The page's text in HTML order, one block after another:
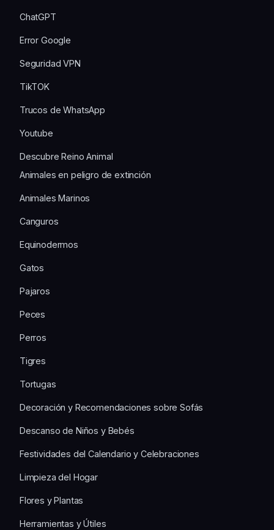
ChatGPT
Error Google
Seguridad VPN
TikTOK
Trucos de WhatsApp
Youtube
Descubre Reino Animal
Animales en peligro de extinción
Animales Marinos
Canguros
Equinodermos
Gatos
Pajaros
Peces
Perros
Tigres
Tortugas
Decoración y Recomendaciones sobre Sofás
Descanso de Niños y Bebés
Festividades del Calendario y Celebraciones
Limpieza del Hogar
Flores y Plantas
Herramientas y Útiles